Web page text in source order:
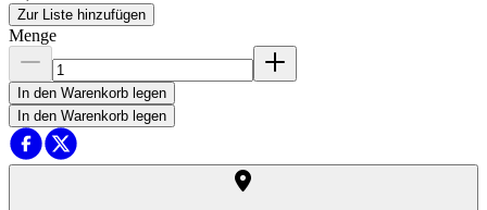
Zur Liste hinzufügen
Menge
In den Warenkorb legen
In den Warenkorb legen